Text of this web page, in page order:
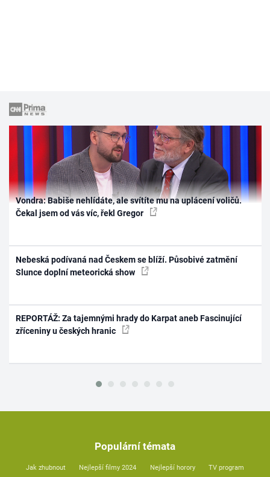
Vondra: Babiše nehlídáte, ale svítíte mu na uplácení voličů.
Čekal jsem od vás víc, řekl Gregor
Nebeská podívaná nad Českem se blíží. Působivé zatmění
Slunce doplní meteorická show
REPORTÁŽ: Za tajemnými hrady do Karpat aneb Fascinující
zříceniny u českých hranic
Populární témata
Jak zhubnout Nejlepší filmy 2024 Nejlepší horory TV program